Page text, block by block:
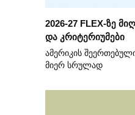
2026-27 FLEX-ზე
და კრიტერიუმები
ამერიკის
მიერ სრულად